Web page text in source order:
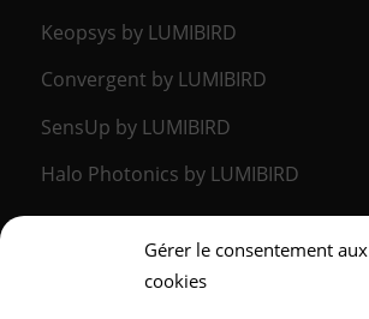
Gérer le consentement aux
cookies
Keopsys by LUMIBIRD
Convergent by LUMIBIRD
SensUp by LUMIBIRD
Halo Photonics by LUMIBIRD
LA DIVISION MÉDICALE